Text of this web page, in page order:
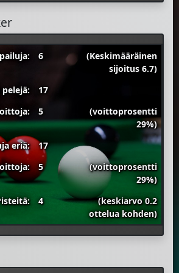
6
(Keskimääräinen
sijoitus 6.7)
17
5
(voittoprosentti
29%)
eriä:
17
5
(voittoprosentti
29%)
4
(keskiarvo 0.2
ottelua kohden)